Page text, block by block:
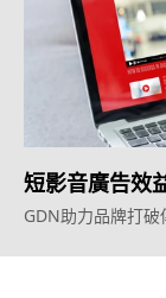
短影音廣告效
展！
GDN助力品牌打